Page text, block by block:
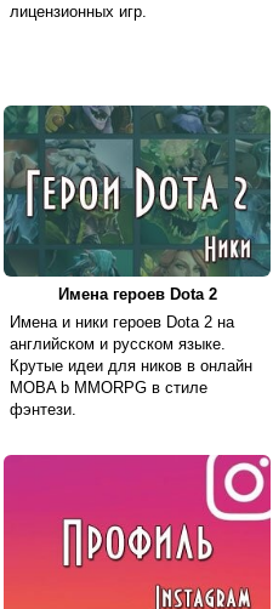
лицензионных игр.
Имена героев Dota 2
Имена и ники героев Dota 2 на
английском и русском языке.
Крутые идеи для ников в онлайн
MOBA b MMORPG в стиле
фэнтези.